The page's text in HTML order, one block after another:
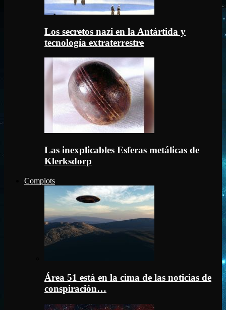
Los secretos nazi en la Antártida y
tecnología extraterrestre
Las inexplicables Esferas metálicas de
Klerksdorp
Complots
Área 51 está en la cima de las noticias de
conspiración…